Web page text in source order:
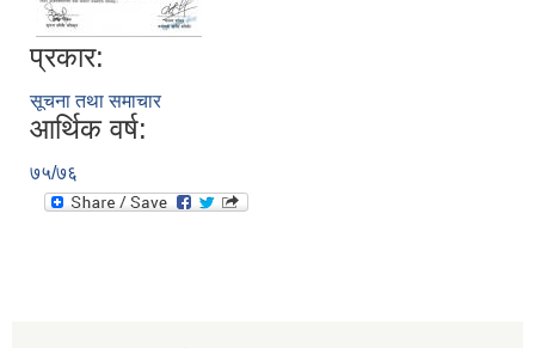
प्रकार:
सूचना तथा समाचार
आर्थिक वर्ष:
७५/७६